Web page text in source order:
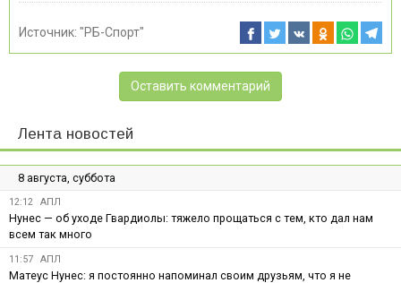
Источник: "РБ-Спорт"
Оставить комментарий
Лента новостей
8 августа, суббота
12:12 АПЛ
Нунес — об уходе Гвардиолы: тяжело прощаться с тем, кто дал нам
всем так много
11:57 АПЛ
Матеус Нунес: я постоянно напоминал своим друзьям, что я не